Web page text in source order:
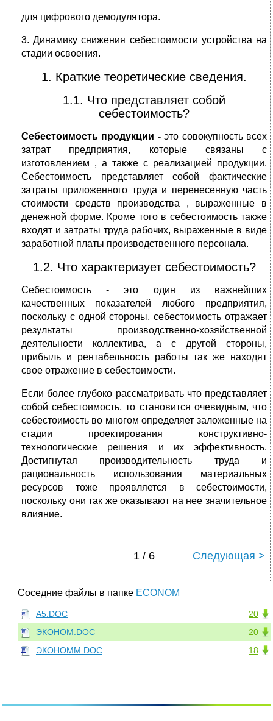
для цифрового демодулятора.
3. Динамику снижения себестоимости устройства на
стадии освоения.
1. Краткие теоретические сведения.
1.1. Что представляет собой
себестоимость?
Себестоимость продукции -это совокупность всех
затрат предприятия, которые связаны с
изготовлением , а также с реализацией продукции.
Себестоимость представляет собой фактические
затраты приложенного труда и перенесенную часть
стоимости средств производства , выраженные в
денежной форме. Кроме того в себестоимость также
входят и затраты труда рабочих, выраженные в виде
заработной платы производственного персонала.
1.2. Что характеризует себестоимость?
Себестоимость - это один из важнейших
качественных показателей любого предприятия,
поскольку с одной стороны, себестоимость отражает
результаты производственно-хозяйственной
деятельности коллектива, а с другой стороны,
прибыль и рентабельность работы так же находят
свое отражение в себестоимости.
Если более глубоко рассматривать что представляет
собой себестоимость, то становится очевидным, что
себестоимость во многом определяет заложенные на
стадии проектирования конструктивно-
технологические решения и их эффективность.
Достигнутая производительность труда и
рациональность использования материальных
ресурсов тоже проявляется в себестоимости,
поскольку они так же оказывают на нее значительное
влияние.
1 / 6 Следующая >
Соседние файлы в папке ECONOM
20
A5.DOC
20
ЭКОНОМ.DOC
18
ЭКОНОМM.DOC